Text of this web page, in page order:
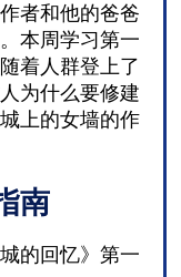
者和他的爸爸
本周学习第一
着人群登上了
为什么要修建
上的女墙的作
南
的回忆》第一